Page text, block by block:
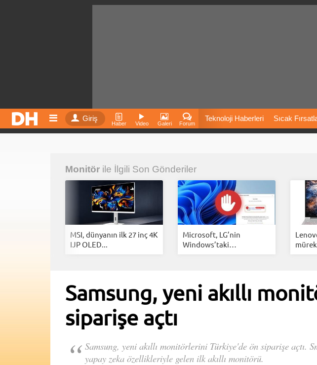
Giriş
Haber Video Galeri Forum
Teknoloji Haberleri Sıcak
İnstagram Dondurma İnstagram
Monitör ile İlgili Son Gönderiler
MSI, dünyanın ilk 27 inç 4K
IJP OLED...
Microsoft, LG’nin
Windows’taki
Samsung, yeni akıllı
siparişe açtı
Samsung, yeni akıllı monitörlerini Türkiye'de ön siparişe
yapay zeka özellikleriyle gelen ilk akıllı monitörü.